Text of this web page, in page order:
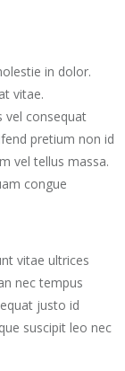
in dolor.
vitae.
vel consequat
pretium non id
vel tellus massa.
congue
vitae ultrices
nec tempus
justo id
suscipit leo nec